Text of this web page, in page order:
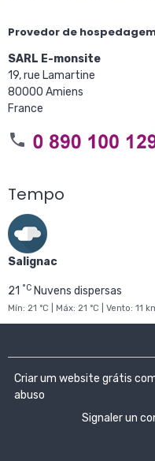
Provedor de
SARL E-monsite
19, rue Lamartine
80000 Amiens
France
Tempo
Salignac
21 °C Nuvens dispersas
Mín: 21 °C | Máx: 21 °C | Vento: 11
Criar um website grátis
abuso
Signaler un